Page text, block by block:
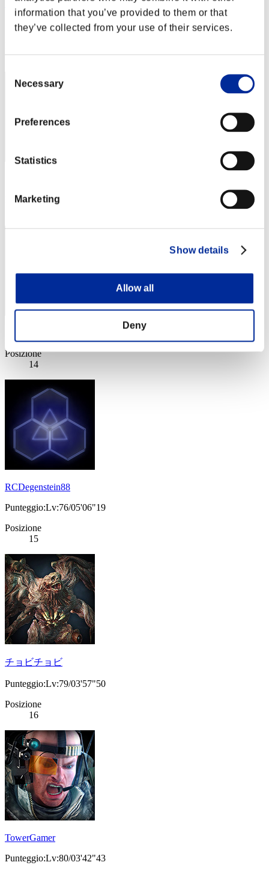
information that you’ve provided to them or that
they’ve collected from your use of their services.
Selection
Necessary
Preferences
Statistics
Marketing
Show details
Allow all
Deny
カラス
Punteggio:Lv:60/03'23"04
12
Posizione
Posizione
14
RCDegenstein88
Punteggio:Lv:76/05'06"19
Posizione
15
チョビチョビ
Punteggio:Lv:79/03'57"50
Posizione
16
TowerGamer
Punteggio:Lv:80/03'42"43